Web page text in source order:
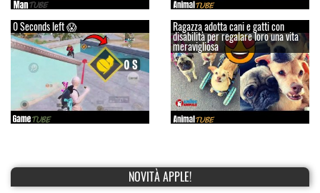
0 Seconds left 😱 Ragazza adotta cani e gatti con
disabilità per regalare loro una vita
meravigliosa
NOVITÀ APPLE!